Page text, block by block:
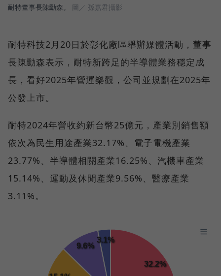
耐特董事長陳勳森。 圖／ 孫嘉君攝影
耐特科技2月20日於彰化廠區舉辦媒體活動，董事
長陳勳森表示，耐特新跨足的半導體業務穩定成
長，看好2025年營運樂觀，公司並規劃在2025年
公發上市。
耐特2024年營收約新台幣25億元，產業別銷售額
依次為民生用途產業32.17%、電子電機產業
23.77%、半導體相關產業16.25%、汽機車產業
15.14%、運動及休閒產業9.56%、醫療產業
3.11%。